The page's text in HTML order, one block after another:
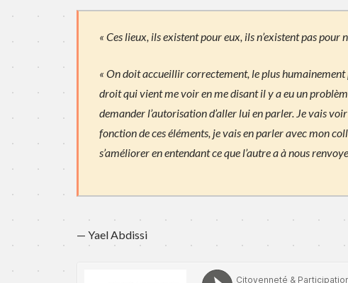
« Ces lieux, ils existent pour eux, ils n’existent pas pour
« On doit accueillir correctement, le plus humainement
droit qui vient me voir en me disant il y a eu un
demander l’autorisation d’aller lui en parler. Je vais
fonction de ces éléments, je vais en parler avec mon
s’améliorer en entendant ce que l’autre a à nous
— Yael Abdissi